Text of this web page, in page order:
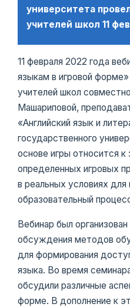
университета
учителей школ 11
11 февраля 2022 года
языкам в игровой
учителей школ
Машариповой,
«Английский язык и
государственного
основе игры относится
определенных игровых
в реальных условиях для
образовательный
Вебинар был
обсуждения методов
для формирования
языка. Во время
обсудили различные
форме. В дополнение к